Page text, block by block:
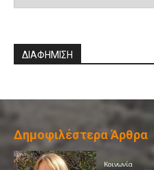
ΔΙΑΦΗΜΙΣΗ
Δημοφιλέστερα Άρθρα